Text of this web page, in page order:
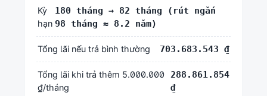
Kỳ
hạn
180 tháng → 82 tháng (rút ngắn
98 tháng ≈ 8.2 năm)
Tổng lãi nếu trả bình thường 703.683.543 ₫
Tổng lãi khi trả thêm 5.000.000
₫/tháng
288.861.854
₫